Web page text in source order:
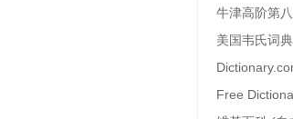
牛津高阶第
美国韦氏词典
Free